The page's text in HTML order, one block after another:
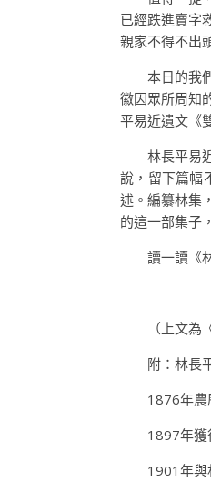
已經跌進賣字
親家不得不出
本日的我
徽因眾所周知
平易近遺文《
林長平易
說，留下篇幅
述。編纂林集
的這一部集子
讀一讀《
（上文
附：林長
1876年農
1897年獲
1901年與